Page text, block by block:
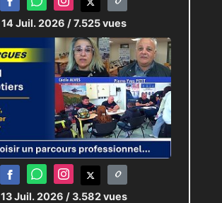
14 Juil. 2026 / 7.525 vues
13 Juil. 2026 / 3.582 vues